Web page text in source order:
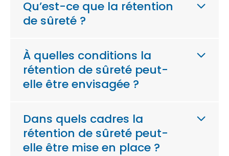
Qu’est-ce que la rétention
de sûreté ?
À quelles conditions la
rétention de sûreté peut-
elle être envisagée ?
Dans quels cadres la
rétention de sûreté peut-
elle être mise en place ?